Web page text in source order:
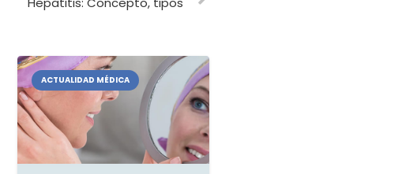
ACTUALIDAD MÉDICA